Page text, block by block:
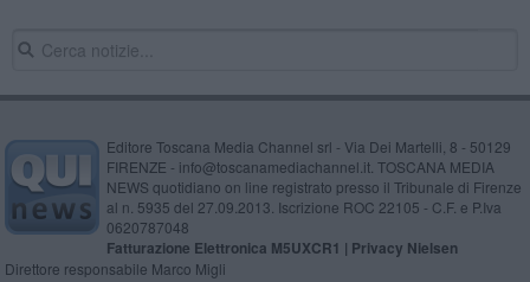
Editore Toscana Media Channel srl - Via Dei Martelli, 8 - 50129
FIRENZE - info@toscanamediachannel.it. TOSCANA MEDIA
NEWS quotidiano on line registrato presso il Tribunale di Firenze
al n. 5935 del 27.09.2013. Iscrizione ROC 22105 - C.F. e P.Iva
0620787048
Fatturazione Elettronica M5UXCR1 | Privacy Nielsen
Direttore responsabile Marco Migli